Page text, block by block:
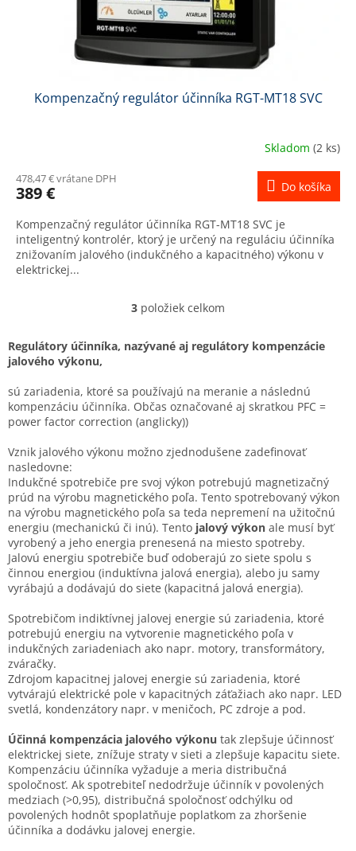
Kompenzačný regulátor účinníka RGT-MT18 SVC
Skladom (2 ks)
478,47 € vrátane DPH
389 € Do košíka
Kompenzačný regulátor účinníka RGT-MT18 SVC je
inteligentný kontrolér, ktorý je určený na reguláciu účinníka
znižovaním jalového (indukčného a kapacitného) výkonu v
elektrickej...
O
l
á
a
c
i
e
p
v
k
y
v
ý
p
i
s
u
3 položiek celkom
Regulátory účinníka, nazývané aj regulátory kompenzácie
jalového výkonu,
sú zariadenia, ktoré sa používajú na meranie a následnú
kompenzáciu účinníka. Občas označované aj skratkou PFC =
power factor correction (anglicky))
Vznik jalového výkonu možno zjednodušene zadefinovať
nasledovne:
Indukčné spotrebiče pre svoj výkon potrebujú magnetizačný
prúd na výrobu magnetického poľa. Tento spotrebovaný výkon
na výrobu magnetického poľa sa teda nepremení na užitočnú
energiu (mechanickú či inú). Tento jalový výkon ale musí byť
vyrobený a jeho energia prenesená na miesto spotreby.
Jalovú energiu spotrebiče buď odoberajú zo siete spolu s
činnou energiou (induktívna jalová energia), alebo ju samy
vyrábajú a dodávajú do siete (kapacitná jalová energia).
Spotrebičom indiktívnej jalovej energie sú zariadenia, ktoré
potrebujú energiu na vytvorenie magnetického poľa v
indukčných zariadeniach ako napr. motory, transformátory,
zváračky.
Zdrojom kapacitnej jalovej energie sú zariadenia, ktoré
vytvárajú elektrické pole v kapacitných záťažiach ako napr. LED
svetlá, kondenzátory napr. v meničoch, PC zdroje a pod.
Účinná kompenzácia jalového výkonu tak zlepšuje účinnosť
elektrickej siete, znížuje straty v sieti a zlepšuje kapacitu siete.
Kompenzáciu účinníka vyžaduje a meria distribučná
spoločnosť. Ak spotrebiteľ nedodržuje účinník v povolených
medziach (>0,95), distribučná spoločnosť odchýlku od
povolených hodnôt spoplatňuje poplatkom za zhoršenie
účinníka a dodávku jalovej energie.